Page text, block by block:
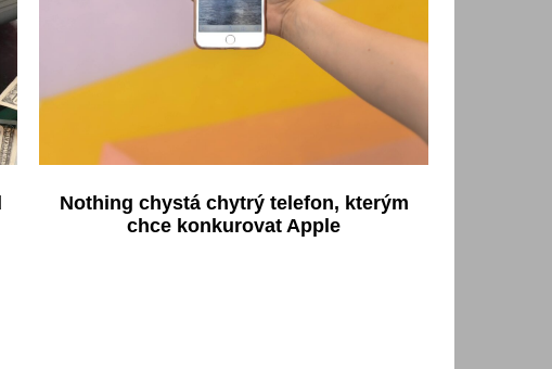
Nothing chystá chytrý telefon, kterým
chce konkurovat Apple